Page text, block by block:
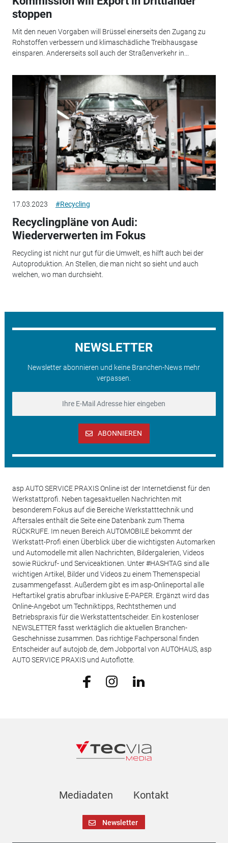
stoppen
Mit den neuen Vorgaben will Brüssel einerseits den Zugang zu
Rohstoffen verbessern und klimaschädliche Treibhausgase
einsparen. Andererseits soll auch der Straßenverkehr in...
17.03.2023 #Recycling
Recyclingpläne von Audi:
Wiederverwerten im Fokus
Recycling ist nicht nur gut für die Umwelt, es hilft auch bei der
Autoproduktion. An Stellen, die man nicht so sieht und auch
welchen, wo man durchsieht.
NEWSLETTER
Newsletter abonnieren und keine Branchen-News mehr
verpassen.
ABONNIEREN
asp AUTO SERVICE PRAXIS Online ist der Internetdienst für den
Werkstattprofi. Neben tagesaktuellen Nachrichten mit
besonderem Fokus auf die Bereiche Werkstatttechnik und
Aftersales enthält die Seite eine Datenbank zum Thema
RÜCKRUFE. Im neuen Bereich AUTOMOBILE bekommt der
Werkstatt-Profi einen Überblick über die wichtigsten Automarken
und Automodelle mit allen Nachrichten, Bildergalerien, Videos
sowie Rückruf- und Serviceaktionen. Unter #HASHTAG sind alle
wichtigen Artikel, Bilder und Videos zu einem Themenspecial
zusammengefasst. Außerdem gibt es im asp-Onlineportal alle
Heftartikel gratis abrufbar inklusive E-PAPER. Ergänzt wird das
Online-Angebot um Techniktipps, Rechtsthemen und
Betriebspraxis für die Werkstattentscheider. Ein kostenloser
NEWSLETTER fasst werktäglich die aktuellen Branchen-
Geschehnisse zusammen. Das richtige Fachpersonal finden
Entscheider auf autojob.de, dem Jobportal von AUTOHAUS, asp
AUTO SERVICE PRAXIS und Autoflotte.
Mediadaten Kontakt
Newsletter